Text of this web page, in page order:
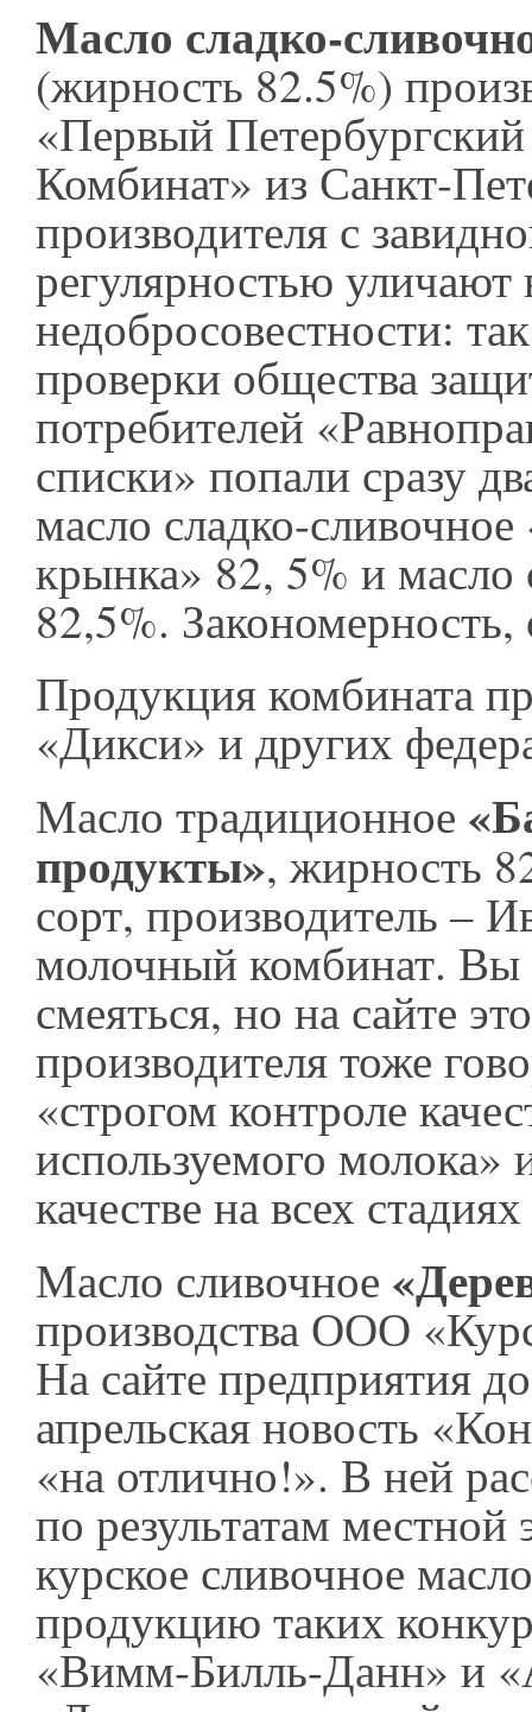
Масло сладко-
(жирность 82.5%)
«Первый
Комбинат» из Санкт-
производителя с
регулярностью уличают
недобросовестности:
проверки общества
потребителей
списки» попали сразу
масло сладко-
крынка» 82, 5% и масло
82,5%. Закономерность,
Продукция комбината
«Дикси» и других
Масло традиционное
продукты», жирность
сорт, производитель –
молочный комбинат. Вы
смеяться, но на сайте
производителя тоже
«строгом контроле
используемого молока»
качестве на всех
Масло сливочное
производства ООО
На сайте предприятия
апрельская новость
«на отлично!». В ней
по результатам местной
курское сливочное
продукцию таких
«Вимм-Билль-Данн» и